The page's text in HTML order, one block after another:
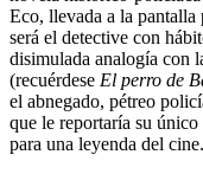
Eco, llevada a la pantalla
será el detective con
disimulada analogía con
(recuérdese El perro de
el abnegado, pétreo
que le reportaría su único
para una leyenda del